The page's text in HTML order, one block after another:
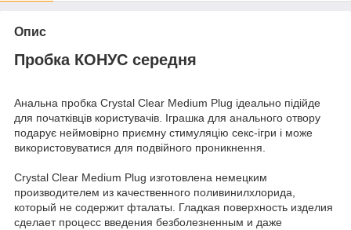
Опис
Пробка КОНУС середня
Анальна пробка Crystal Clear Medium Plug ідеально підійде
для початківців користувачів. Іграшка для анального отвору
подарує неймовірно приємну стимуляцію секс-ігри і може
використовуватися для подвійного проникнення.
Crystal Clear Medium Plug изготовлена немецким
производителем из качественного поливинилхлорида,
который не содержит фталаты. Гладкая поверхность изделия
сделает процесс введения безболезненным и даже